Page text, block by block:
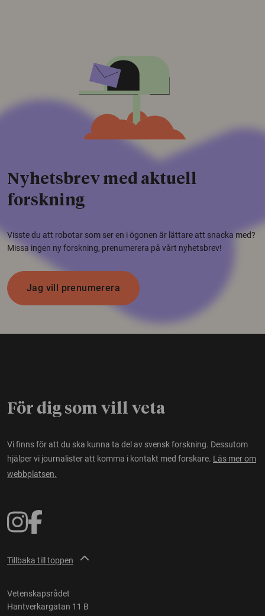
Nyhetsbrev med aktuell
forskning
Visste du att robotar som ser en i ögonen är lättare att snacka med?
Missa ingen ny forskning, prenumerera på vårt nyhetsbrev!
Jag vill prenumerera
För dig som vill veta
Vi finns för att du ska kunna ta del av svensk forskning. Dessutom
hjälper vi journalister att komma i kontakt med forskare. Läs mer om
webbplatsen.
Tillbaka till toppen
Vetenskapsrådet
Hantverkargatan 11 B